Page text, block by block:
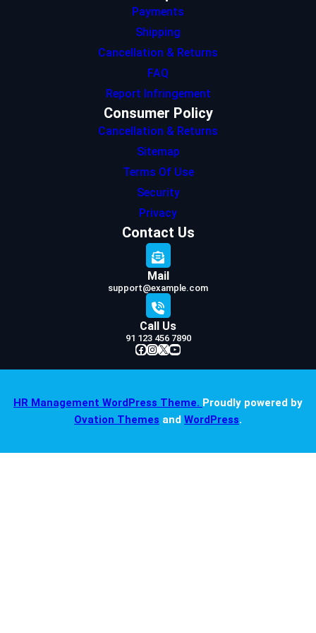
Payments
Shipping
Cancellation & Returns
FAQ
Report Infringement
Consumer Policy
Cancellation & Returns
Sitemap
Terms Of Use
Security
Privacy
Contact Us
Mail
support@example.com
Call Us
91 123 456 7890
Facebook InstagramX YouTube
HR Management WordPress Theme. Proudly powered by
Ovation Themes and WordPress.